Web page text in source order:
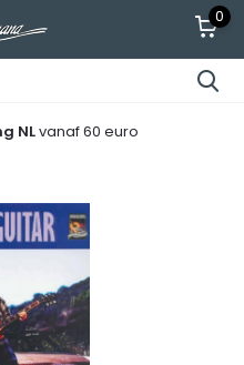
0
NLvanaf 60 euro